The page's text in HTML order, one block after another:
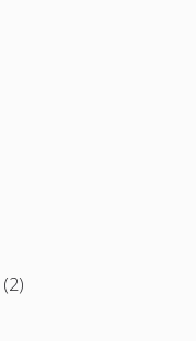
(2)